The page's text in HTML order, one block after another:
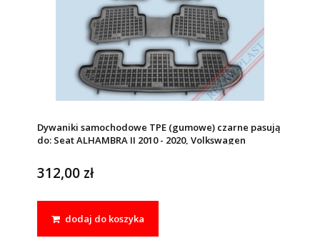
Dywaniki samochodowe TPE (gumowe) czarne pasują
do: Seat ALHAMBRA II 2010 - 2020, Volkswagen
312,00 zł
dodaj do koszyka